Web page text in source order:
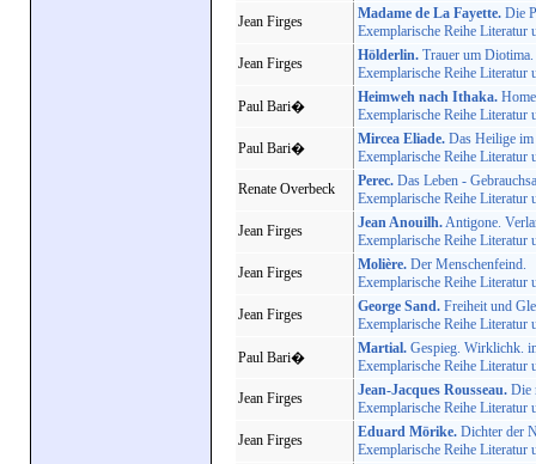
Jean Firges
Madame de La Fayette. Die
Exemplarische Reihe Literatur
Jean Firges
Hölderlin. Trauer um Diotima.
Exemplarische Reihe Literatur
Paul Bari�
Heimweh nach Ithaka.
Exemplarische Reihe Literatur
Paul Bari�
Mircea Eliade. Das Heilige im
Exemplarische Reihe Literatur
Renate Overbeck
Perec. Das Leben -
Exemplarische Reihe Literatur
Jean Firges
Jean Anouilh.Antigone.
Exemplarische Reihe Literatur
Jean Firges
Molière. Der Menschenfeind.
Exemplarische Reihe Literatur
Jean Firges
George Sand. Freiheit und
Exemplarische Reihe Literatur
Paul Bari�
Martial. Gespieg. Wirklichk.
Exemplarische Reihe Literatur
Jean Firges
Jean-Jacques Rousseau. Die
Exemplarische Reihe Literatur
Jean Firges
Eduard Mörike. Dichter der
Exemplarische Reihe Literatur